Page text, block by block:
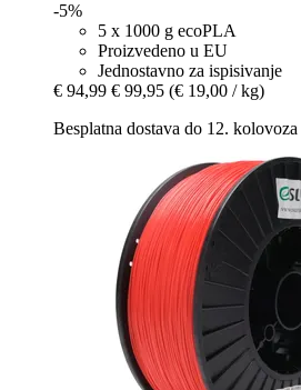
-5%
5 x 1000 g ecoPLA
Proizvedeno u EU
Jednostavno za ispisivanje
€ 94,99 € 99,95 (€ 19,00 / kg)
Besplatna dostava do 12. kolovoza